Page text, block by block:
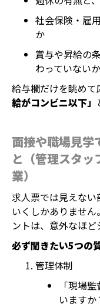
社会保険・雇
か
賞与や昇給の
わっていないか
給与欄だけを眺めて
給がコンビニ以下」
面接や職場見学
と（管理スタ
業）
求人票では見えな
いくしかありませ
ントは、意外なほど
必ず聞きたい5つの
管理体制
「現場
いますか